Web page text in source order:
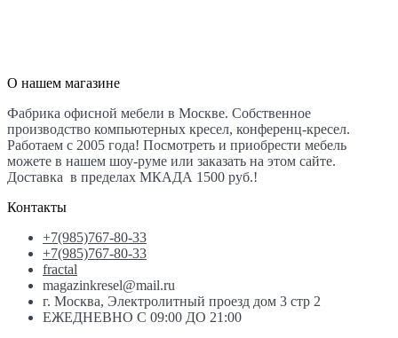
О нашем магазине
Фабрика офисной мебели в Москве. Собственное
производство компьютерных кресел, конференц-кресел.
Работаем с 2005 года! Посмотреть и приобрести мебель
можете в нашем шоу-руме или заказать на этом сайте.
Доставка в пределах МКАДА 1500 руб.!
Контакты
+7(985)767-80-33
+7(985)767-80-33
fractal
magazinkresel@mail.ru
г. Москва, Электролитный проезд дом 3 стр 2
ЕЖЕДНЕВНО С 09:00 ДО 21:00